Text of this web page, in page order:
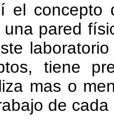
el
pared
tiene
mas o
de cada